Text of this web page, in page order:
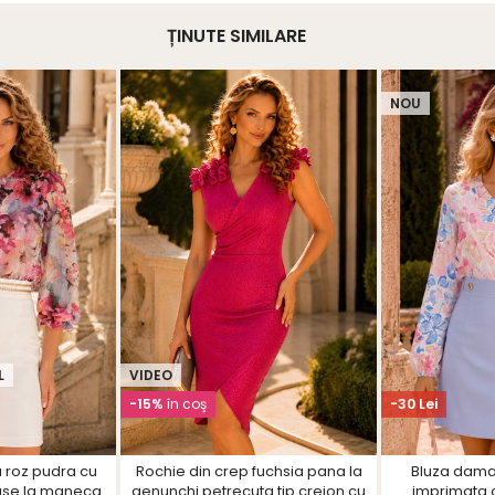
ȚINUTE SIMILARE
roz pudra cu
-15% în coş
VIDEO
Rochie din crep fuchsia pana la
-30 Lei
NOU
Bluza